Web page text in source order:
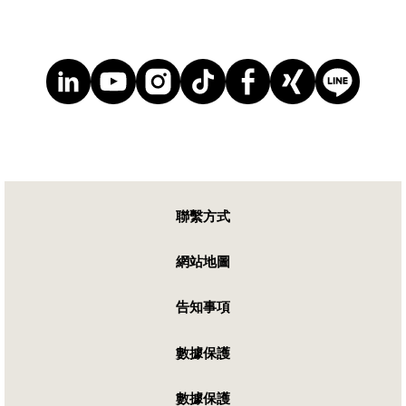
聯繫方式
網站地圖
告知事項
數據保護
數據保護